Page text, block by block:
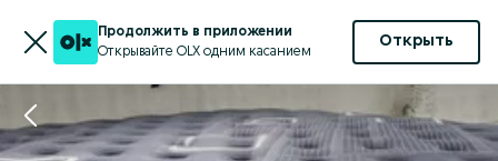
Продолжить в приложении
Открывайте OLX одним касанием
Открыть